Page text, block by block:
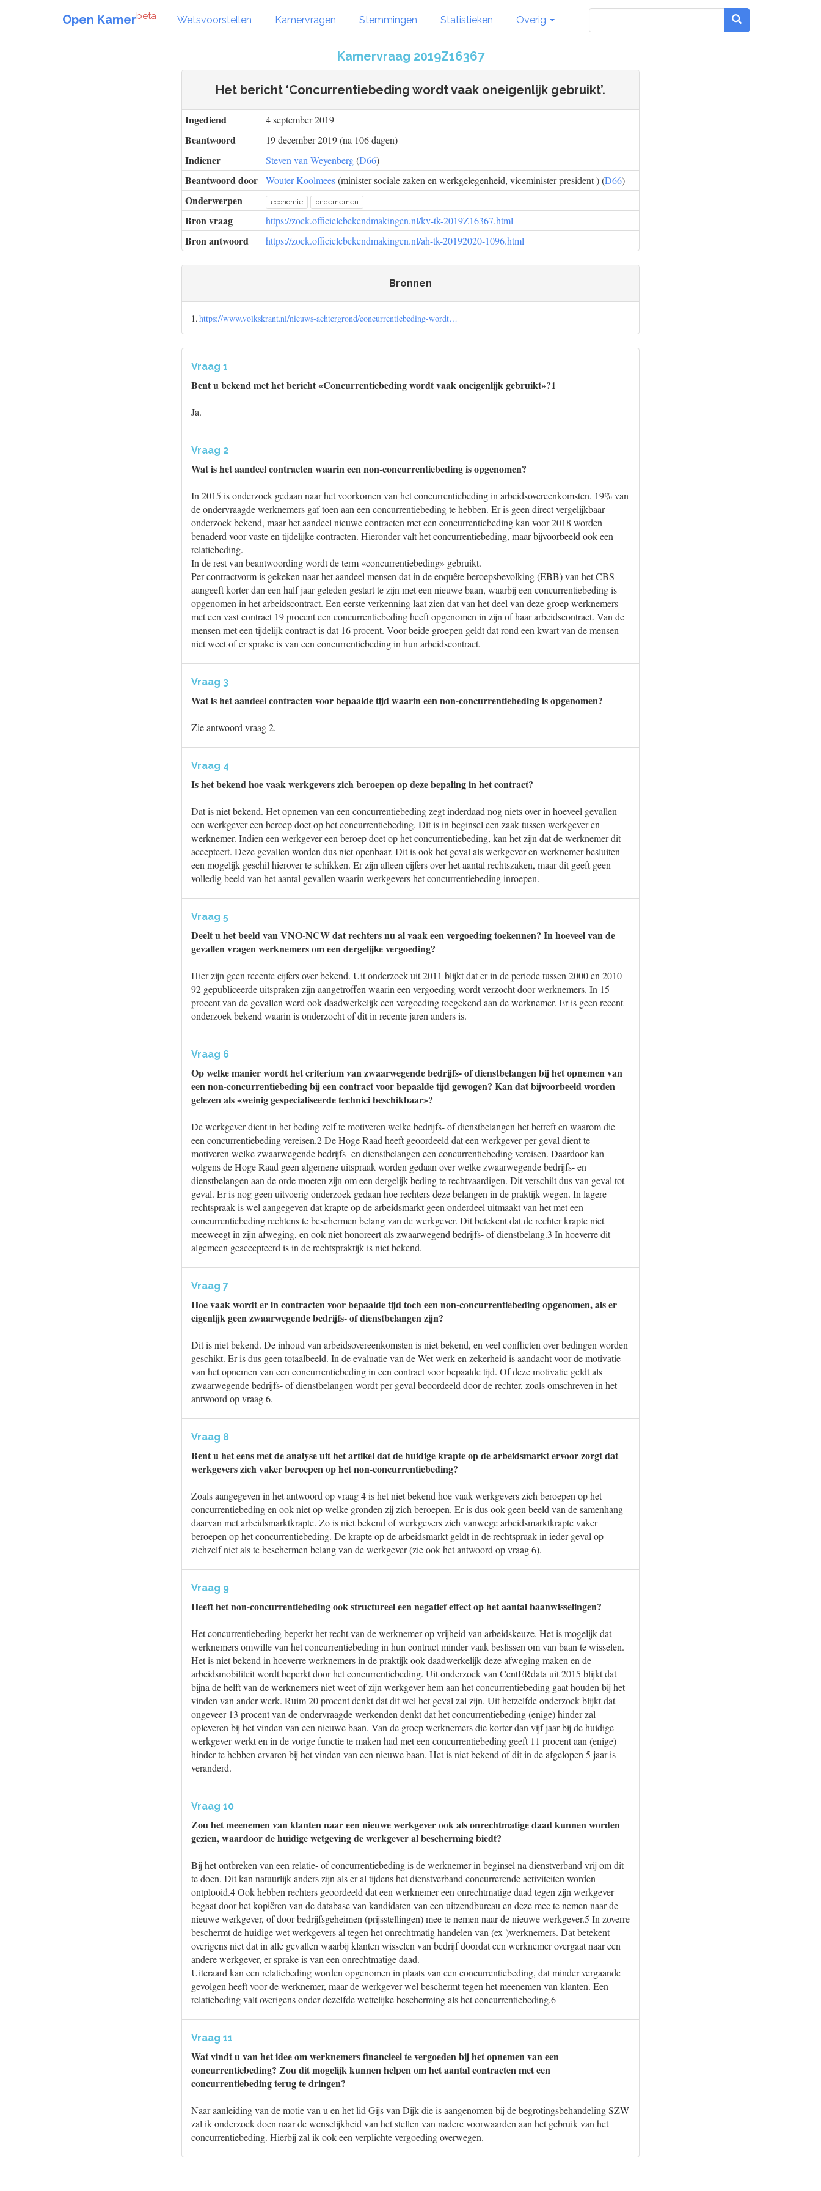
Open Kamerbeta Wetsvoorstellen Kamervragen Stemmingen Statistieken Overig
Kamervraag 2019Z16367
Het bericht ‘Concurrentiebeding wordt vaak oneigenlijk gebruikt’.
Ingediend 4 september 2019
Beantwoord 19 december 2019 (na 106 dagen)
Indiener Steven van Weyenberg(D66)
Beantwoord door Wouter Koolmees(minister sociale zaken en werkgelegenheid, viceminister-president ) (D66)
Onderwerpen economie ondernemen
Bron vraag https://zoek.officielebekendmakingen.nl/kv-tk-2019Z16367.html
Bron antwoord https://zoek.officielebekendmakingen.nl/ah-tk-20192020-1096.html
Bronnen
1.https://www.volkskrant.nl/nieuws-achtergrond/concurrentiebeding-wordt…
Vraag 1
Bent u bekend met het bericht «Concurrentiebeding wordt vaak oneigenlijk gebruikt»?1
Ja.
Vraag 2
Wat is het aandeel contracten waarin een non-concurrentiebeding is opgenomen?
In 2015 is onderzoek gedaan naar het voorkomen van het concurrentiebeding in arbeidsovereenkomsten. 19% van
de ondervraagde werknemers gaf toen aan een concurrentiebeding te hebben. Er is geen direct vergelijkbaar
onderzoek bekend, maar het aandeel nieuwe contracten met een concurrentiebeding kan voor 2018 worden
benaderd voor vaste en tijdelijke contracten. Hieronder valt het concurrentiebeding, maar bijvoorbeeld ook een
relatiebeding.
In de rest van beantwoording wordt de term «concurrentiebeding» gebruikt.
Per contractvorm is gekeken naar het aandeel mensen dat in de enquête beroepsbevolking (EBB) van het CBS
aangeeft korter dan een half jaar geleden gestart te zijn met een nieuwe baan, waarbij een concurrentiebeding is
opgenomen in het arbeidscontract. Een eerste verkenning laat zien dat van het deel van deze groep werknemers
met een vast contract 19 procent een concurrentiebeding heeft opgenomen in zijn of haar arbeidscontract. Van de
mensen met een tijdelijk contract is dat 16 procent. Voor beide groepen geldt dat rond een kwart van de mensen
niet weet of er sprake is van een concurrentiebeding in hun arbeidscontract.
Vraag 3
Wat is het aandeel contracten voor bepaalde tijd waarin een non-concurrentiebeding is opgenomen?
Zie antwoord vraag 2.
Vraag 4
Is het bekend hoe vaak werkgevers zich beroepen op deze bepaling in het contract?
Dat is niet bekend. Het opnemen van een concurrentiebeding zegt inderdaad nog niets over in hoeveel gevallen
een werkgever een beroep doet op het concurrentiebeding. Dit is in beginsel een zaak tussen werkgever en
werknemer. Indien een werkgever een beroep doet op het concurrentiebeding, kan het zijn dat de werknemer dit
accepteert. Deze gevallen worden dus niet openbaar. Dit is ook het geval als werkgever en werknemer besluiten
een mogelijk geschil hierover te schikken. Er zijn alleen cijfers over het aantal rechtszaken, maar dit geeft geen
volledig beeld van het aantal gevallen waarin werkgevers het concurrentiebeding inroepen.
Vraag 5
Deelt u het beeld van VNO-NCW dat rechters nu al vaak een vergoeding toekennen? In hoeveel van de
gevallen vragen werknemers om een dergelijke vergoeding?
Hier zijn geen recente cijfers over bekend. Uit onderzoek uit 2011 blijkt dat er in de periode tussen 2000 en 2010
92 gepubliceerde uitspraken zijn aangetroffen waarin een vergoeding wordt verzocht door werknemers. In 15
procent van de gevallen werd ook daadwerkelijk een vergoeding toegekend aan de werknemer. Er is geen recent
onderzoek bekend waarin is onderzocht of dit in recente jaren anders is.
Vraag 6
Op welke manier wordt het criterium van zwaarwegende bedrijfs- of dienstbelangen bij het opnemen van
een non-concurrentiebeding bij een contract voor bepaalde tijd gewogen? Kan dat bijvoorbeeld worden
gelezen als «weinig gespecialiseerde technici beschikbaar»?
De werkgever dient in het beding zelf te motiveren welke bedrijfs- of dienstbelangen het betreft en waarom die
een concurrentiebeding vereisen.2 De Hoge Raad heeft geoordeeld dat een werkgever per geval dient te
motiveren welke zwaarwegende bedrijfs- en dienstbelangen een concurrentiebeding vereisen. Daardoor kan
volgens de Hoge Raad geen algemene uitspraak worden gedaan over welke zwaarwegende bedrijfs- en
dienstbelangen aan de orde moeten zijn om een dergelijk beding te rechtvaardigen. Dit verschilt dus van geval tot
geval. Er is nog geen uitvoerig onderzoek gedaan hoe rechters deze belangen in de praktijk wegen. In lagere
rechtspraak is wel aangegeven dat krapte op de arbeidsmarkt geen onderdeel uitmaakt van het met een
concurrentiebeding rechtens te beschermen belang van de werkgever. Dit betekent dat de rechter krapte niet
meeweegt in zijn afweging, en ook niet honoreert als zwaarwegend bedrijfs- of dienstbelang.3 In hoeverre dit
algemeen geaccepteerd is in de rechtspraktijk is niet bekend.
Vraag 7
Hoe vaak wordt er in contracten voor bepaalde tijd toch een non-concurrentiebeding opgenomen, als er
eigenlijk geen zwaarwegende bedrijfs- of dienstbelangen zijn?
Dit is niet bekend. De inhoud van arbeidsovereenkomsten is niet bekend, en veel conflicten over bedingen worden
geschikt. Er is dus geen totaalbeeld. In de evaluatie van de Wet werk en zekerheid is aandacht voor de motivatie
van het opnemen van een concurrentiebeding in een contract voor bepaalde tijd. Of deze motivatie geldt als
zwaarwegende bedrijfs- of dienstbelangen wordt per geval beoordeeld door de rechter, zoals omschreven in het
antwoord op vraag 6.
Vraag 8
Bent u het eens met de analyse uit het artikel dat de huidige krapte op de arbeidsmarkt ervoor zorgt dat
werkgevers zich vaker beroepen op het non-concurrentiebeding?
Zoals aangegeven in het antwoord op vraag 4 is het niet bekend hoe vaak werkgevers zich beroepen op het
concurrentiebeding en ook niet op welke gronden zij zich beroepen. Er is dus ook geen beeld van de samenhang
daarvan met arbeidsmarktkrapte. Zo is niet bekend of werkgevers zich vanwege arbeidsmarktkrapte vaker
beroepen op het concurrentiebeding. De krapte op de arbeidsmarkt geldt in de rechtspraak in ieder geval op
zichzelf niet als te beschermen belang van de werkgever (zie ook het antwoord op vraag 6).
Vraag 9
Heeft het non-concurrentiebeding ook structureel een negatief effect op het aantal baanwisselingen?
Het concurrentiebeding beperkt het recht van de werknemer op vrijheid van arbeidskeuze. Het is mogelijk dat
werknemers omwille van het concurrentiebeding in hun contract minder vaak beslissen om van baan te wisselen.
Het is niet bekend in hoeverre werknemers in de praktijk ook daadwerkelijk deze afweging maken en de
arbeidsmobiliteit wordt beperkt door het concurrentiebeding. Uit onderzoek van CentERdata uit 2015 blijkt dat
bijna de helft van de werknemers niet weet of zijn werkgever hem aan het concurrentiebeding gaat houden bij het
vinden van ander werk. Ruim 20 procent denkt dat dit wel het geval zal zijn. Uit hetzelfde onderzoek blijkt dat
ongeveer 13 procent van de ondervraagde werkenden denkt dat het concurrentiebeding (enige) hinder zal
opleveren bij het vinden van een nieuwe baan. Van de groep werknemers die korter dan vijf jaar bij de huidige
werkgever werkt en in de vorige functie te maken had met een concurrentiebeding geeft 11 procent aan (enige)
hinder te hebben ervaren bij het vinden van een nieuwe baan. Het is niet bekend of dit in de afgelopen 5 jaar is
veranderd.
Vraag 10
Zou het meenemen van klanten naar een nieuwe werkgever ook als onrechtmatige daad kunnen worden
gezien, waardoor de huidige wetgeving de werkgever al bescherming biedt?
Bij het ontbreken van een relatie- of concurrentiebeding is de werknemer in beginsel na dienstverband vrij om dit
te doen. Dit kan natuurlijk anders zijn als er al tijdens het dienstverband concurrerende activiteiten worden
ontplooid.4 Ook hebben rechters geoordeeld dat een werknemer een onrechtmatige daad tegen zijn werkgever
begaat door het kopiëren van de database van kandidaten van een uitzendbureau en deze mee te nemen naar de
nieuwe werkgever, of door bedrijfsgeheimen (prijsstellingen) mee te nemen naar de nieuwe werkgever.5 In zoverre
beschermt de huidige wet werkgevers al tegen het onrechtmatig handelen van (ex-)werknemers. Dat betekent
overigens niet dat in alle gevallen waarbij klanten wisselen van bedrijf doordat een werknemer overgaat naar een
andere werkgever, er sprake is van een onrechtmatige daad.
Uiteraard kan een relatiebeding worden opgenomen in plaats van een concurrentiebeding, dat minder vergaande
gevolgen heeft voor de werknemer, maar de werkgever wel beschermt tegen het meenemen van klanten. Een
relatiebeding valt overigens onder dezelfde wettelijke bescherming als het concurrentiebeding.6
Vraag 11
Wat vindt u van het idee om werknemers financieel te vergoeden bij het opnemen van een
concurrentiebeding? Zou dit mogelijk kunnen helpen om het aantal contracten met een
concurrentiebeding terug te dringen?
Naar aanleiding van de motie van u en het lid Gijs van Dijk die is aangenomen bij de begrotingsbehandeling SZW
zal ik onderzoek doen naar de wenselijkheid van het stellen van nadere voorwaarden aan het gebruik van het
concurrentiebeding. Hierbij zal ik ook een verplichte vergoeding overwegen.